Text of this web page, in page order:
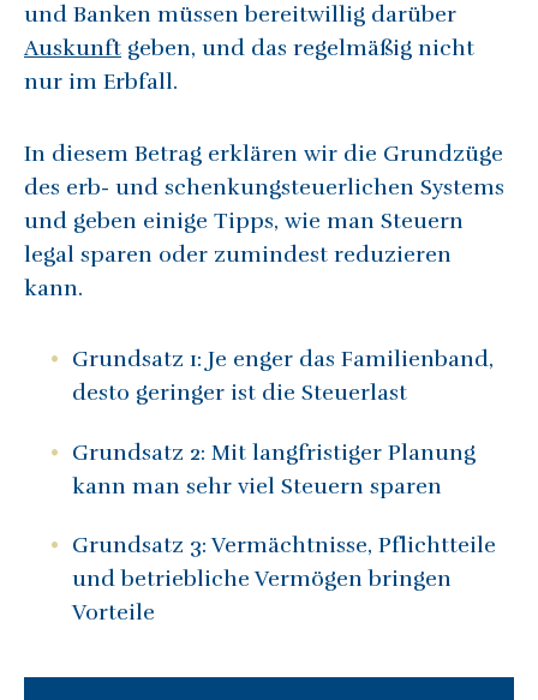
und Banken müssen bereitwillig darüber
Auskunft geben, und das regelmäßig nicht
nur im Erbfall.
In diesem Betrag erklären wir die Grundzüge
des erb- und schenkungsteuerlichen Systems
und geben einige Tipps, wie man Steuern
legal sparen oder zumindest reduzieren
kann.
Grundsatz 1: Je enger das Familienband,
desto geringer ist die Steuerlast
Grundsatz 2: Mit langfristiger Planung
kann man sehr viel Steuern sparen
Grundsatz 3: Vermächtnisse, Pflichtteile
und betriebliche Vermögen bringen
Vorteile